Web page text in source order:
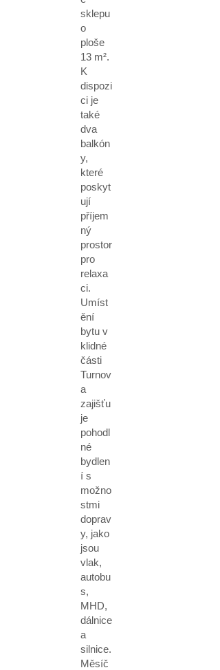
sklepu
o
ploše
13 m².
K
dispozi
ci je
také
dva
balkón
y,
které
poskyt
ují
příjem
ný
prostor
pro
relaxa
ci.
Umíst
ění
bytu v
klidné
části
Turnov
a
zajišťu
je
pohodl
né
bydlen
í s
možno
stmi
doprav
y, jako
jsou
vlak,
autobu
s,
MHD,
dálnice
a
silnice.
Měsíč